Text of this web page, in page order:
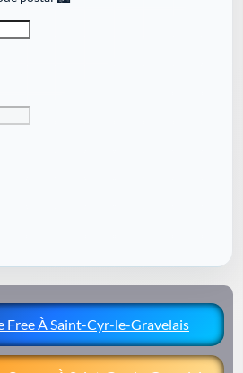
Free À Saint-Cyr-le-Gravelais